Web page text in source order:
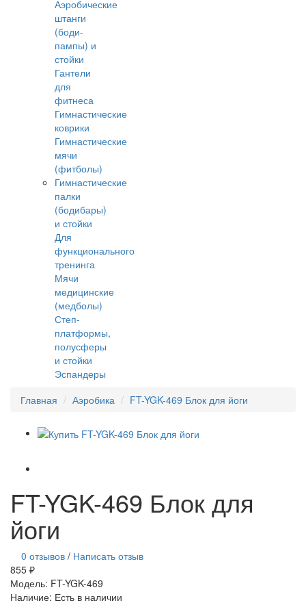
Аэробические
штанги
(боди-
пампы) и
стойки
Гантели
для
фитнеса
Гимнастические
коврики
Гимнастические
мячи
(фитболы)
Гимнастические
палки
(бодибары)
и стойки
Для
функционального
тренинга
Мячи
медицинские
(медболы)
Степ-
платформы,
полусферы
и стойки
Эспандеры
Главная
Аэробика FT-YGK-469 Блок для йоги
FT-YGK-469 Блок для
йоги
0 отзывов / Написать отзыв
855 ₽
Модель: FT-YGK-469
Наличие: Есть в наличии